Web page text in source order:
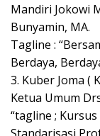
Mandiri Jokowi
Bunyamin, MA.
Tagline :
Berdaya,
3. Kuber Joma (
Ketua Umum
“tagline ;